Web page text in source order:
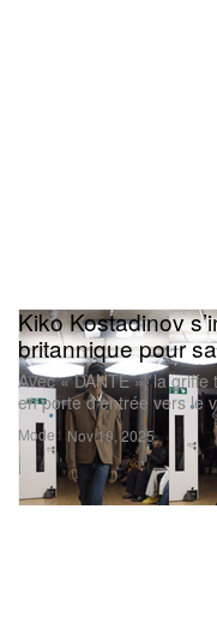
Mode
Kiko Kostadinov
britannique pour
Avec « DANTE », la
en porte d’entrée vers le
Nov 10, 2025